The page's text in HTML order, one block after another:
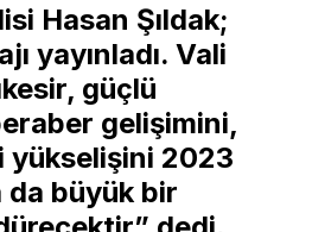
Hasan Şıldak;
yayınladı. Vali
güçlü
gelişimini,
yükselişini 2023
da büyük bir